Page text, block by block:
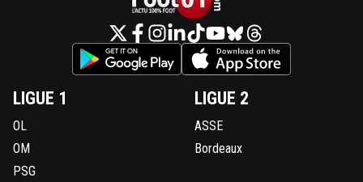
LIGUE 1
OL
OM
PSG
LIGUE 2
ASSE
Bordeaux